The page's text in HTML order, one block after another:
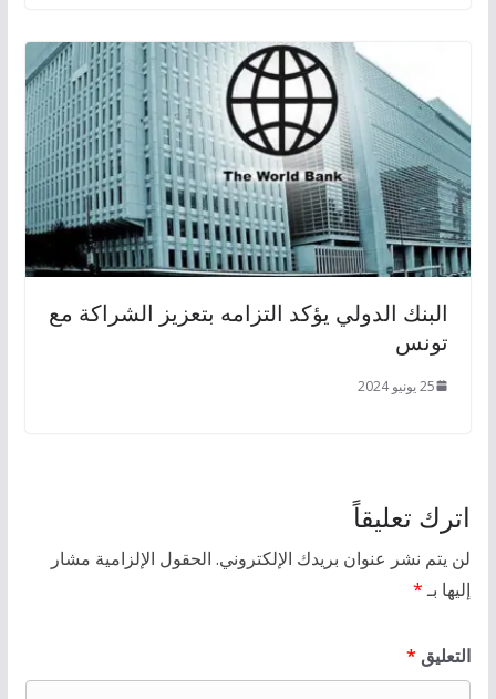
البنك الدولي يؤكد التزامه بتعزيز الشراكة مع
تونس
25 يونيو 2024
اترك تعليقاً
لن يتم نشر عنوان بريدك الإلكتروني. الحقول الإلزامية مشار
إليها بـ*
التعليق *